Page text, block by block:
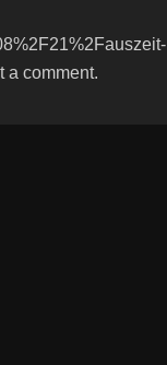
a comment.